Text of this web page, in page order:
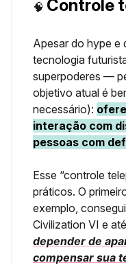
🧠 Controle
Apesar do hype e
tecnologia
superpoderes —
objetivo atual é
necessário):
interação com
pessoas com
Esse “controle
práticos. O
exemplo,
Civilization VI e
depender de
compensar sua